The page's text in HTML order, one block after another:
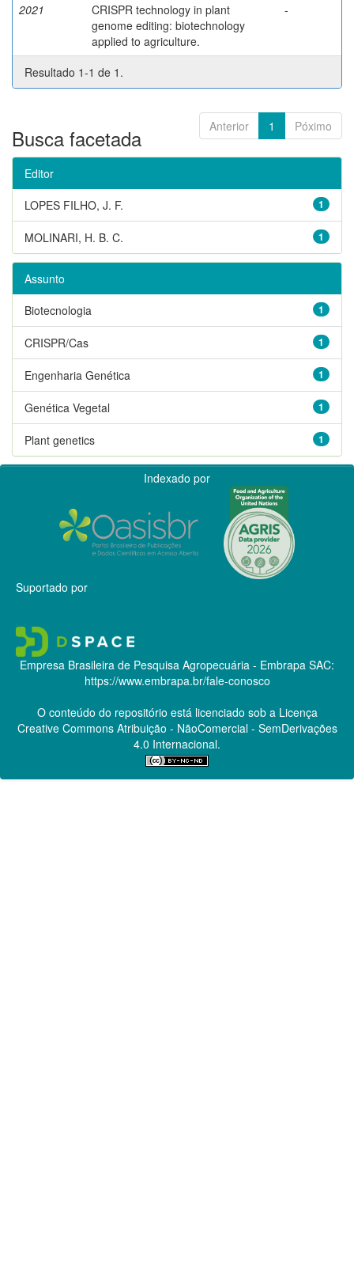
2021
CRISPR technology in plant
genome editing: biotechnology
applied to agriculture.
-
Resultado 1-1 de 1.
Anterior 1 Póximo
Busca facetada
Editor
1
LOPES FILHO, J. F.
1
MOLINARI, H. B. C.
Assunto
1
Biotecnologia
1
CRISPR/Cas
1
Engenharia Genética
1
Genética Vegetal
1
Plant genetics
Indexado por
Suportado por
Empresa Brasileira de Pesquisa Agropecuária - Embrapa SAC:
https://www.embrapa.br/fale-conosco
O conteúdo do repositório está licenciado sob a Licença
Creative CommonsAtribuição - NãoComercial - SemDerivações
4.0 Internacional.